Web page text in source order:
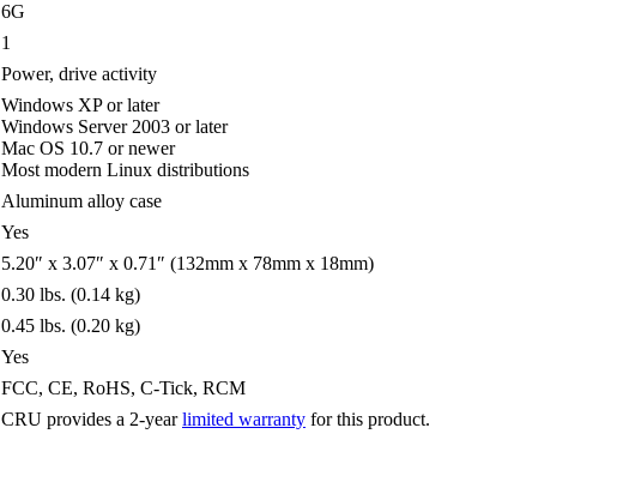
6G
1
Power, drive activity
Windows XP or later
Windows Server 2003 or later
Mac OS 10.7 or newer
Most modern Linux distributions
Aluminum alloy case
Yes
5.20″ x 3.07″ x 0.71″ (132mm x 78mm x 18mm)
0.30 lbs. (0.14 kg)
0.45 lbs. (0.20 kg)
Yes
FCC, CE, RoHS, C-Tick, RCM
CRU provides a 2-yearlimited warranty for this product.